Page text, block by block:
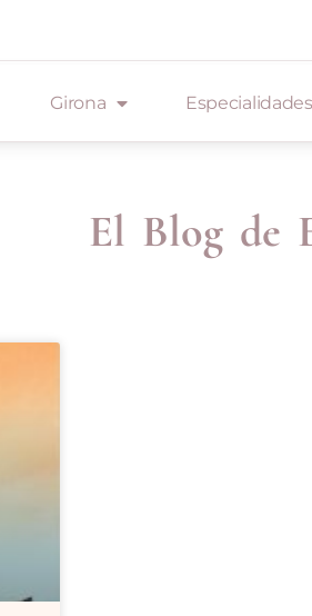
Girona Especialidades
El Blog de